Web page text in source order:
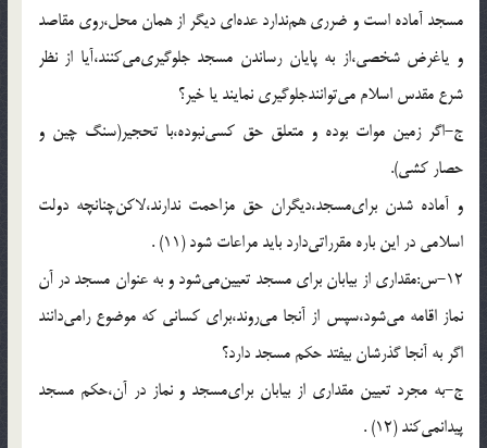
مسجد آماده است و ضررى هم‌ندارد عده‌اى ديگر از همان محل،روى مقاصد
و ياغرض شخصى،از به پايان رساندن مسجد جلوگيرى‌مى‌كنند،آيا از نظر
شرع مقدس اسلام مى‌توانندجلوگيرى نمايند يا خير؟
ج-اگر زمين موات بوده و متعلق حق كسى‌نبوده،با تحجير(سنگ چين و
حصار كشى).
و آماده شدن براى‌مسجد،ديگران حق مزاحمت ندارند،لاكن‌چنانچه دولت
اسلامى در اين باره مقرراتى‌دارد بايد مراعات شود (11) .
12-س:مقدارى از بيابان براى مسجد تعيين‌مى‌شود و به عنوان مسجد در آن
نماز اقامه مى‌شود،سپس از آنجا مى‌روند،براى كسانى كه موضوع رامى‌دانند
اگر به آنجا گذرشان بيفتد حكم مسجد دارد؟
ج-به مجرد تعيين مقدارى از بيابان براى‌مسجد و نماز در آن،حكم مسجد
پيدانمى‌كند (12) .